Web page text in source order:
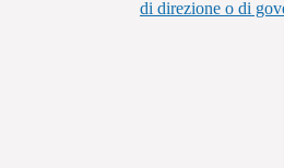
di direzione o di